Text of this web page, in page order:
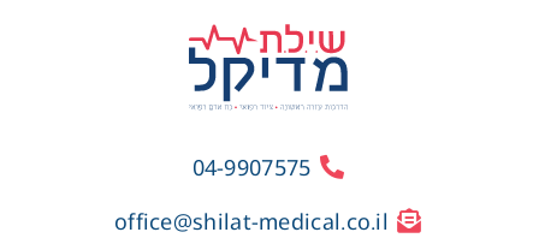
04-9907575
office@shilat-medical.co.il